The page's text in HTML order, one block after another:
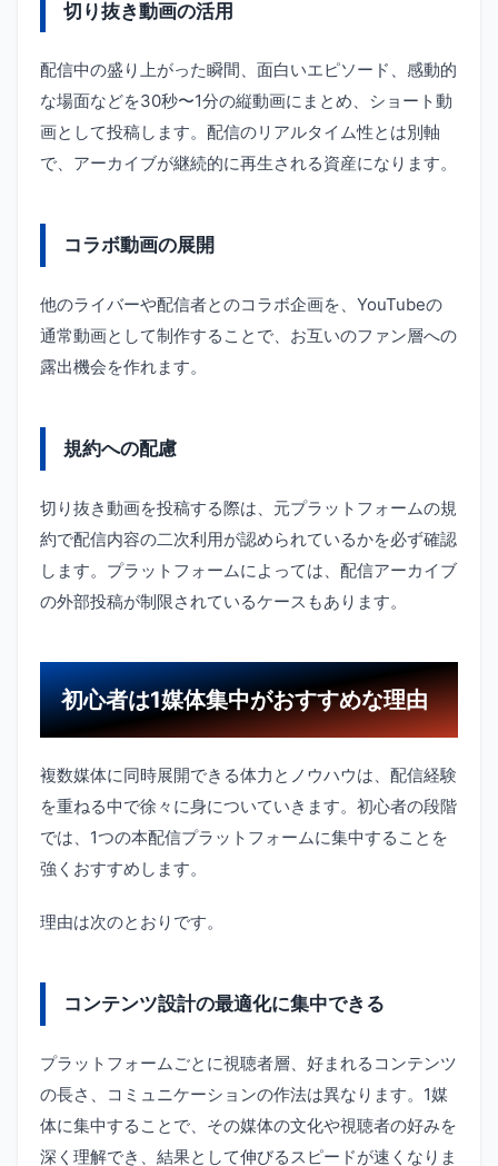
切り抜き動画の活用
配信中の盛り上がった瞬間、面白いエピソード、感動的
な場面などを30秒〜1分の縦動画にまとめ、ショート動
画として投稿します。配信のリアルタイム性とは別軸
で、アーカイブが継続的に再生される資産になります。
コラボ動画の展開
他のライバーや配信者とのコラボ企画を、YouTubeの
通常動画として制作することで、お互いのファン層への
露出機会を作れます。
規約への配慮
切り抜き動画を投稿する際は、元プラットフォームの規
約で配信内容の二次利用が認められているかを必ず確認
します。プラットフォームによっては、配信アーカイブ
の外部投稿が制限されているケースもあります。
初心者は1媒体集中がおすすめな理由
複数媒体に同時展開できる体力とノウハウは、配信経験
を重ねる中で徐々に身についていきます。初心者の段階
では、1つの本配信プラットフォームに集中することを
強くおすすめします。
理由は次のとおりです。
コンテンツ設計の最適化に集中できる
プラットフォームごとに視聴者層、好まれるコンテンツ
の長さ、コミュニケーションの作法は異なります。1媒
体に集中することで、その媒体の文化や視聴者の好みを
深く理解でき、結果として伸びるスピードが速くなりま